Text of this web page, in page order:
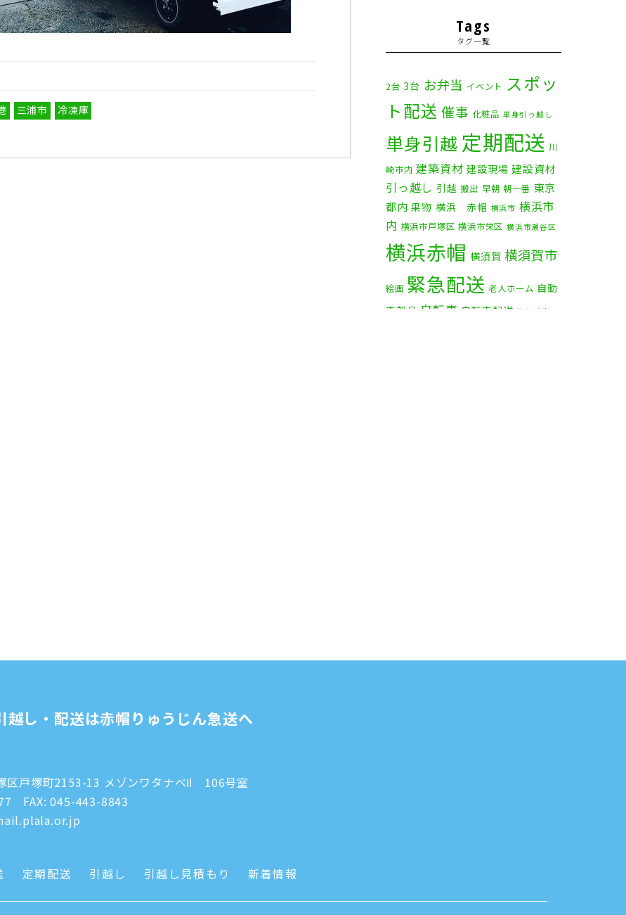
三浦市 冷凍庫
Tags
タグ一覧
2台 3台 お弁当 イベント スポッ
ト配送 催事 化粧品 単身引っ越し
単身引越 定期配送 川
崎市内 建築資材 建設現場 建設資材
引っ越し 引越 搬出 早朝 朝一番 東京
都内 果物 横浜 赤帽 横浜市 横浜市
内 横浜市戸塚区 横浜市栄区 横浜市瀬谷区
横浜赤帽 横須賀 横須賀市
絵画 緊急配送 老人ホーム 自動
車部品 自転車 自転車配送 茅ケ崎市
越し・配送は赤帽りゅうじん急送へ
区戸塚町2153-13 メゾンワタナベⅡ 106号室
FAX: 045-443-8843
定期配送 引越し 引越し見積もり 新着情報